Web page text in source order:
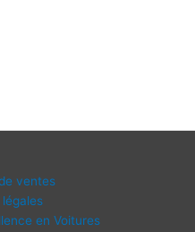
ventes
en Voitures